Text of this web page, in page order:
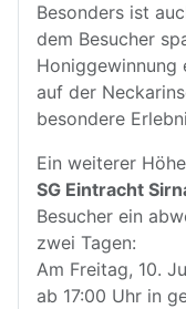
Besonders ist
dem Besucher
Honiggewinnung
auf der
besondere
Ein weiterer
SG Eintracht
Besucher ein
zwei Tagen:
Am Freitag, 10.
ab 17:00 Uhr in